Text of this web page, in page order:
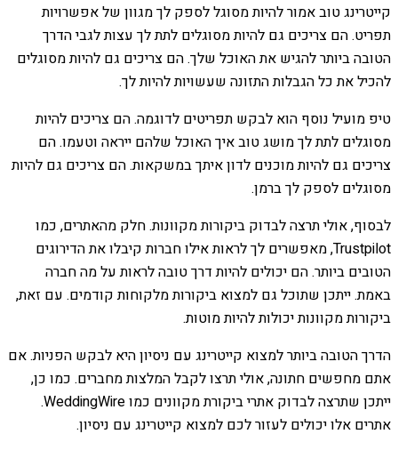
קייטרינג טוב אמור להיות מסוגל לספק לך מגוון של אפשרויות
תפריט. הם צריכים גם להיות מסוגלים לתת לך עצות לגבי הדרך
הטובה ביותר להגיש את האוכל שלך. הם צריכים גם להיות מסוגלים
להכיל את כל הגבלות התזונה שעשויות להיות לך.
טיפ מועיל נוסף הוא לבקש תפריטים לדוגמה. הם צריכים להיות
מסוגלים לתת לך מושג טוב איך האוכל שלהם ייראה וטעמו. הם
צריכים גם להיות מוכנים לדון איתך במשקאות. הם צריכים גם להיות
מסוגלים לספק לך ברמן.
לבסוף, אולי תרצה לבדוק ביקורות מקוונות. חלק מהאתרים, כמו
Trustpilot, מאפשרים לך לראות אילו חברות קיבלו את הדירוגים
הטובים ביותר. הם יכולים להיות דרך טובה לראות על מה חברה
באמת. ייתכן שתוכל גם למצוא ביקורות מלקוחות קודמים. עם זאת,
ביקורות מקוונות יכולות להיות מוטות.
הדרך הטובה ביותר למצוא קייטרינג עם ניסיון היא לבקש הפניות. אם
אתם מחפשים חתונה, אולי תרצו לקבל המלצות מחברים. כמו כן,
ייתכן שתרצה לבדוק אתרי ביקורת מקוונים כמו WeddingWire.
אתרים אלו יכולים לעזור לכם למצוא קייטרינג עם ניסיון.